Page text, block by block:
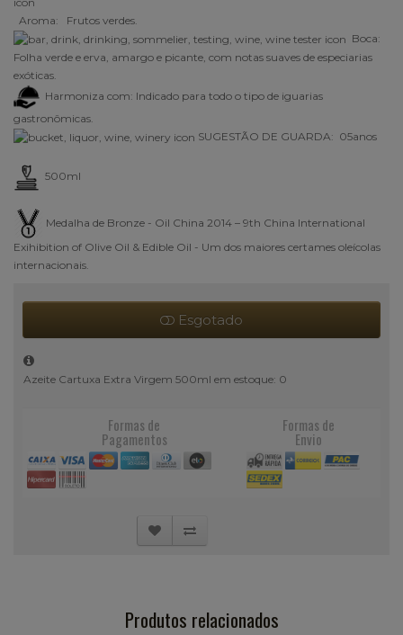
Aroma: Frutos verdes
Boca:
Folha verde e erva, amargo e picante, com notas suaves de especiarias
exóticas
Harmoniza com: Indicado para todo o tipo de iguarias
gastronômicas.
SUGESTÃO DE GUARDA: 05anos
500ml
Medalha de Bronze - Oil China 2014 – 9th China International
Exihibition of Olive Oil & Edible Oil - Um dos maiores certames oleícolas
internacionais.
Esgotado
Azeite Cartuxa Extra Virgem 500ml em estoque: 0
Formas de
Pagamentos
Formas de
Envio
Produtos relacionados